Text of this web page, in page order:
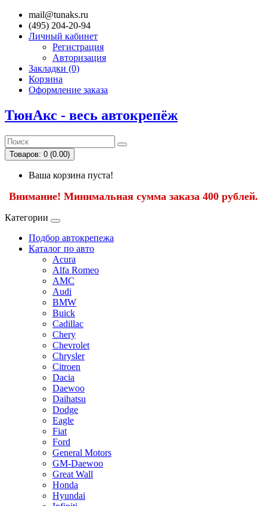
mail@tunaks.ru
(495) 204-20-94
Личный кабинет
Регистрация
Авторизация
Закладки (0)
Корзина
Оформление заказа
ТюнАкс - весь автокрепёж
Товаров: 0 (0.00)
Ваша корзина пуста!
Внимание! Минимальная сумма заказа 400 рублей.
Категории
Подбор автокрепежа
Каталог по авто
Acura
Alfa Romeo
AMC
Audi
BMW
Buick
Cadillac
Chery
Chevrolet
Chrysler
Citroen
Dacia
Daewoo
Daihatsu
Dodge
Eagle
Fiat
Ford
General Motors
GM-Daewoo
Great Wall
Honda
Hyundai